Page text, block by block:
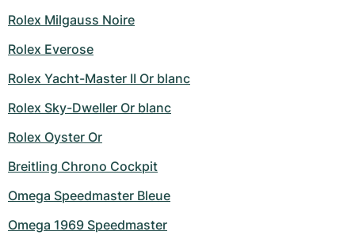
Rolex Milgauss Noire
Rolex Everose
Rolex Yacht-Master II Or blanc
Rolex Sky-Dweller Or blanc
Rolex Oyster Or
Breitling Chrono Cockpit
Omega Speedmaster Bleue
Omega 1969 Speedmaster